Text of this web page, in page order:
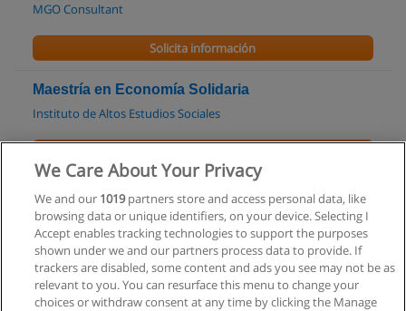
MGO Consultant
Solicita información
Maestría en Economía Solidaria
Instituto de Altos Estudios Sociales
Curso - Tango Gestión en Cursos CEA Zona Sur
Cursos CEA
Solicita información
We Care About Your Privacy
We and our 1019partners store and access personal data, like
browsing data or unique identifiers, on your device. Selecting I
Accept enables tracking technologies to support the purposes
shown under we and our partners process data to provide. If
trackers are disabled, some content and ads you see may not be as
relevant to you. You can resurface this menu to change your
choices or withdraw consent at any time by clicking the Manage